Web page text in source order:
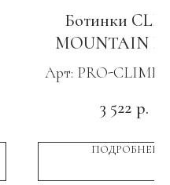
Ботинки
MOUNTAIN
черный
Арт: PRO-
3 522 р.
ПОДРОБНЕЕ